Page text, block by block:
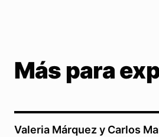
Más para
Valeria Márquez y Carlos